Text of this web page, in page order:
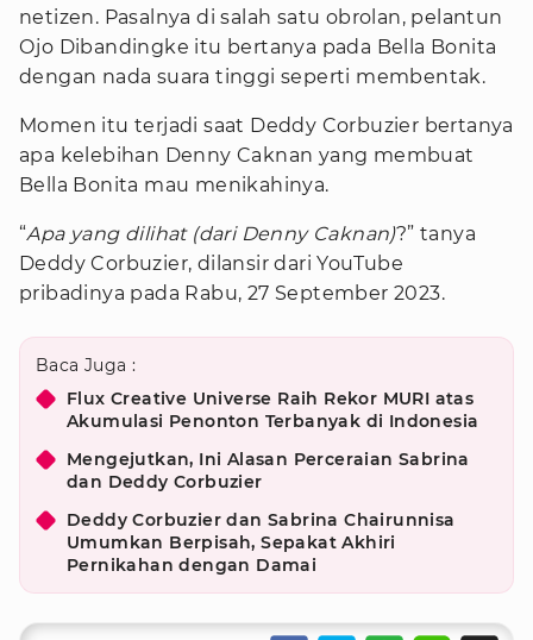
netizen. Pasalnya di salah satu obrolan, pelantun
Ojo Dibandingke itu bertanya pada Bella Bonita
dengan nada suara tinggi seperti membentak.
Momen itu terjadi saat Deddy Corbuzier bertanya
apa kelebihan Denny Caknan yang membuat
Bella Bonita mau menikahinya.
“Apa yang dilihat (dari Denny Caknan)?” tanya
Deddy Corbuzier, dilansir dari YouTube
pribadinya pada Rabu, 27 September 2023.
Baca Juga :
Flux Creative Universe Raih Rekor MURI atas
Akumulasi Penonton Terbanyak di Indonesia
Mengejutkan, Ini Alasan Perceraian Sabrina
dan Deddy Corbuzier
Deddy Corbuzier dan Sabrina Chairunnisa
Umumkan Berpisah, Sepakat Akhiri
Pernikahan dengan Damai